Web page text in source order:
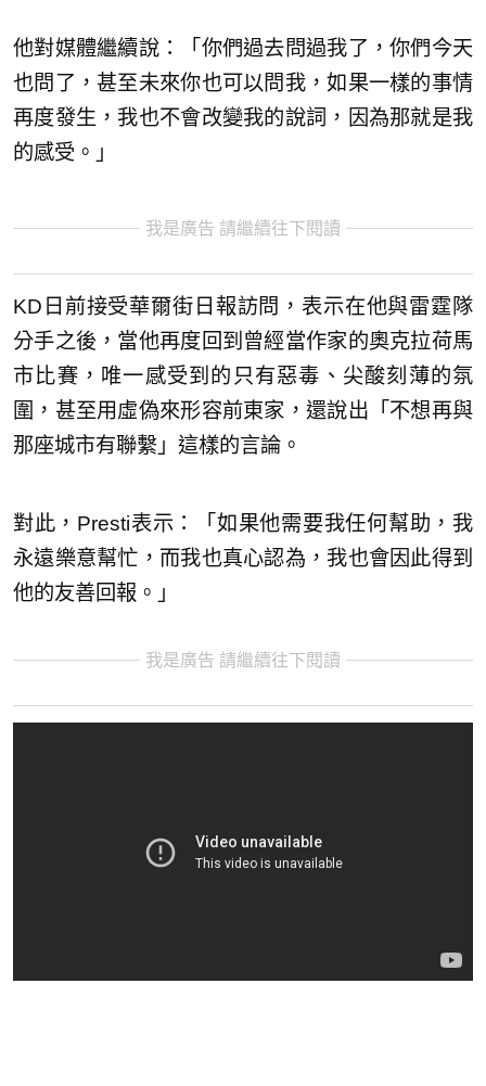
他對媒體繼續說：「你們過去問過我了，你們今天
也問了，甚至未來你也可以問我，如果一樣的事情
再度發生，我也不會改變我的說詞，因為那就是我
的感受。」
我是廣告 請繼續往下閱讀
KD日前接受華爾街日報訪問，表示在他與雷霆隊
分手之後，當他再度回到曾經當作家的奧克拉荷馬
市比賽，唯一感受到的只有惡毒、尖酸刻薄的氛
圍，甚至用虛偽來形容前東家，還說出「不想再與
那座城市有聯繫」這樣的言論。
對此，Presti表示：「如果他需要我任何幫助，我
永遠樂意幫忙，而我也真心認為，我也會因此得到
他的友善回報。」
我是廣告 請繼續往下閱讀